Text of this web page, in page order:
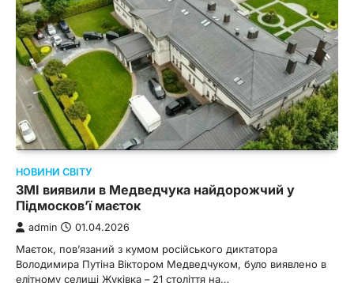
НОВИНИ СВІТУ
ЗМІ виявили в Медведчука найдорожчий у
Підмосков’ї маєток
admin 01.04.2026
Маєток, пов’язаний з кумом російського диктатора
Володимира Путіна Віктором Медведчуком, було виявлено в
елітному селищі Жуківка – 21 століття на…